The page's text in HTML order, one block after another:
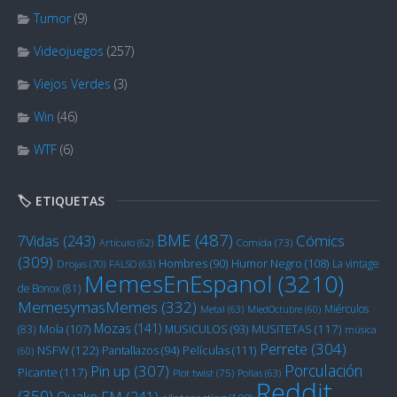
Tumor (9)
Videojuegos (257)
Viejos Verdes (3)
Win (46)
WTF (6)
🏷️ ETIQUETAS
7Vidas (243) Artículo (62) BME (487) Comida (73) Cómics
(309) Drojas (70) FALSO (63) Hombres(90) Humor Negro (108) La vintage
de Bonox(81) MemesEnEspanol (3210)
MemesymasMemes (332) Metal (63) MiedOctubre (60) Miérculos
(83) Mola (107) Mozas (141) MUSICULOS (93) MUSITETAS (117) música
(60) NSFW(122) Pantallazos(94) Películas(111) Perrete (304)
Picante (117) Pin up (307) Plot twist (75) Pollas (63) Porculación